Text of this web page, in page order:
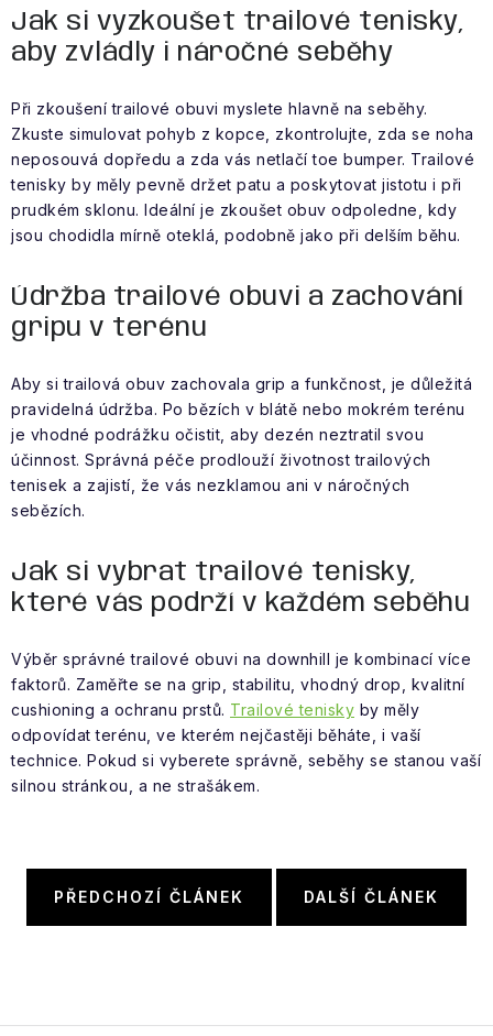
Jak si vyzkoušet trailové tenisky,
aby zvládly i náročné seběhy
Při zkoušení trailové obuvi myslete hlavně na seběhy.
Zkuste simulovat pohyb z kopce, zkontrolujte, zda se noha
neposouvá dopředu a zda vás netlačí toe bumper. Trailové
tenisky by měly pevně držet patu a poskytovat jistotu i při
prudkém sklonu. Ideální je zkoušet obuv odpoledne, kdy
jsou chodidla mírně oteklá, podobně jako při delším běhu.
Údržba trailové obuvi a zachování
gripu v terénu
Aby si trailová obuv zachovala grip a funkčnost, je důležitá
pravidelná údržba. Po bězích v blátě nebo mokrém terénu
je vhodné podrážku očistit, aby dezén neztratil svou
účinnost. Správná péče prodlouží životnost trailových
tenisek a zajistí, že vás nezklamou ani v náročných
sebězích.
Jak si vybrat trailové tenisky,
které vás podrží v každém seběhu
Výběr správné trailové obuvi na downhill je kombinací více
faktorů. Zaměřte se na grip, stabilitu, vhodný drop, kvalitní
cushioning a ochranu prstů. Trailové tenisky by měly
odpovídat terénu, ve kterém nejčastěji běháte, i vaší
technice. Pokud si vyberete správně, seběhy se stanou vaší
silnou stránkou, a ne strašákem.
PŘEDCHOZÍ ČLÁNEK DALŠÍ ČLÁNEK